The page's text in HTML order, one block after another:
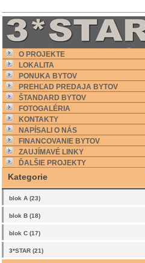
O PROJEKTE
LOKALITA
PONUKA BYTOV
PREHĽAD PREDAJA BYTOV
ŠTANDARD BYTOV
FOTOGALÉRIA
KONTAKTY
NAPÍSALI O NÁS
FINANCOVANIE BYTOV
ZAUJÍMAVÉ LINKY
ĎALŠIE PROJEKTY
Kategorie
blok A (23)
blok B (18)
blok C (17)
3*STAR (21)